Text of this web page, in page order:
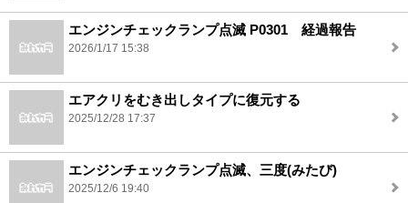
エンジンチェックランプ点滅 P0301 経過報告
2026/1/17 15:38
エアクリをむき出しタイプに復元する
2025/12/28 17:37
エンジンチェックランプ点滅、三度(みたび)
2025/12/6 19:40